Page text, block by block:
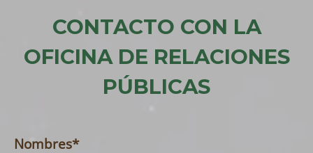
CONTACTO CON LA
OFICINA DE RELACIONES
PÚBLICAS
Nombres*